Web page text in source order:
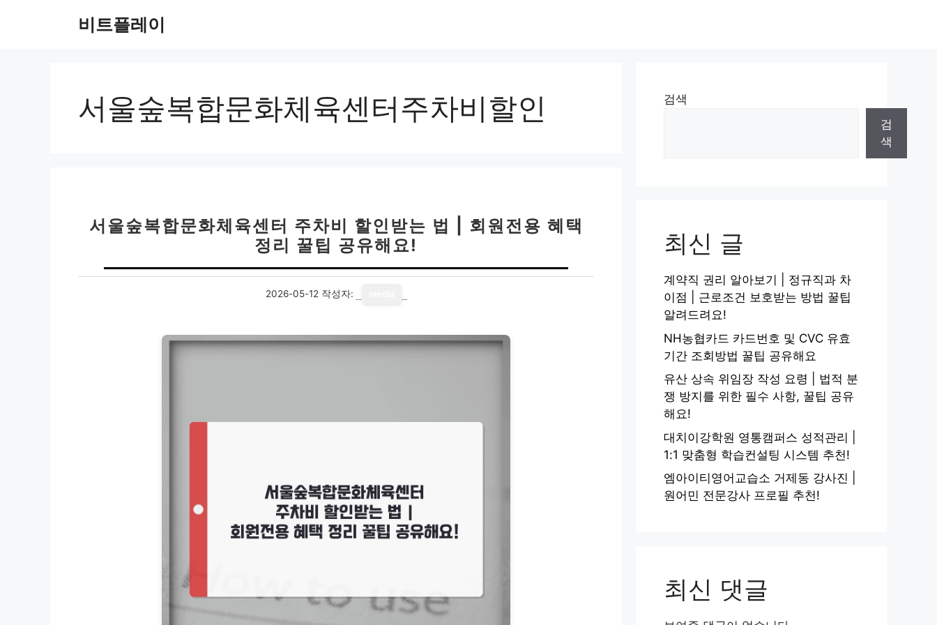
비트플레이
서울숲복합문화체육센터주차비할인
서울숲복합문화체육센터 주차비 할인받는 법 | 회원전용 혜택
정리 꿀팁 공유해요!
2026-05-12 작성자:
검색
검
색
최신 글
계약직 권리 알아보기 | 정규직과 차
이점 | 근로조건 보호받는 방법 꿀팁
알려드려요!
NH농협카드 카드번호 및 CVC 유효
기간 조회방법 꿀팁 공유해요
유산 상속 위임장 작성 요령 | 법적 분
쟁 방지를 위한 필수 사항, 꿀팁 공유
해요!
대치이강학원 영통캠퍼스 성적관리 |
1:1 맞춤형 학습컨설팅 시스템 추천!
엠아이티영어교습소 거제동 강사진 |
원어민 전문강사 프로필 추천!
최신 댓글